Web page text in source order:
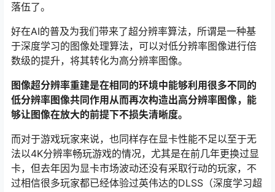
落伍了。
好在AI的普及为我们带来了超分辨率算法，所谓是一种基
于深度学习的图像处理算法，可以对低分辨率图像进行倍
数级的提升，将其转化为高分辨率图像。
图像超分辨率重建是在相同的环境中能够利用很多不同的
低分辨率图像共同作用从而再次构造出高分辨率图像，能
够让图像在放大的前提下不损失清晰度。
而对于游戏玩家来说，也同样存在显卡性能不足以至于无
法以4K分辨率畅玩游戏的情况，尤其是在前几年更换过显
卡，但去年因为显卡市场波动还没有采取行动的玩家，不
过相信很多玩家都已经体验过英伟达的DLSS（深度学习超